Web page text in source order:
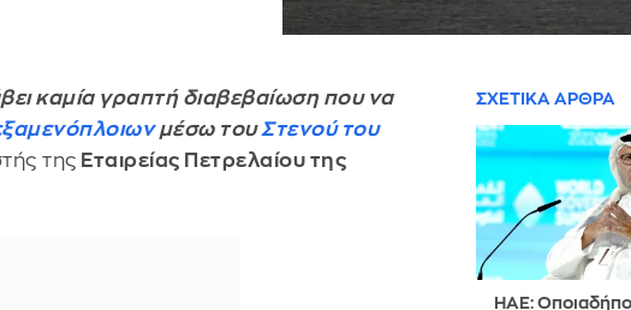
καμία γραπτή διαβεβαίωση που να
μέσω τουΣτενού του
της Εταιρείας Πετρελαίου της
ΣΧΕΤΙΚΑ ΑΡΘΡΑ
ΗΑΕ: